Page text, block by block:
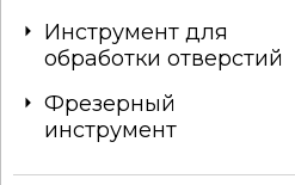
Инструмент для
обработки отверстий
Фрезерный
инструмент